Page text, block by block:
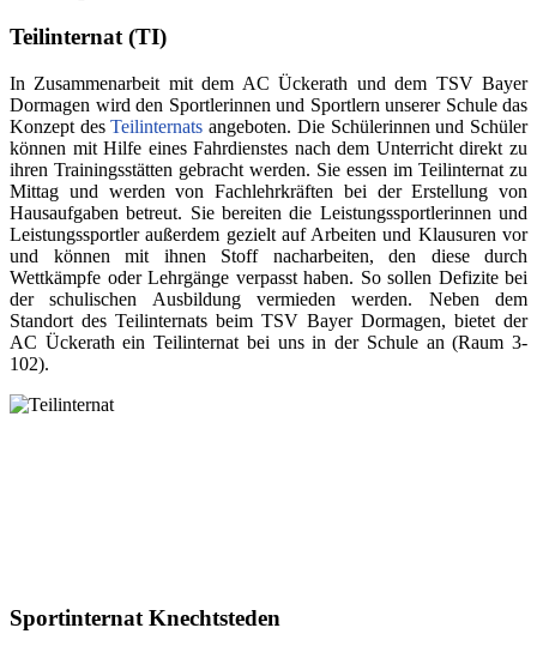
Teilinternat (TI)
In Zusammenarbeit mit dem AC Ückerath und dem TSV Bayer
Dormagen wird den Sportlerinnen und Sportlern unserer Schule das
Konzept desTeilinternats angeboten. Die Schülerinnen und Schüler
können mit Hilfe eines Fahrdienstes nach dem Unterricht direkt zu
ihren Trainingsstätten gebracht werden. Sie essen im Teilinternat zu
Mittag und werden von Fachlehrkräften bei der Erstellung von
Hausaufgaben betreut. Sie bereiten die Leistungssportlerinnen und
Leistungssportler außerdem gezielt auf Arbeiten und Klausuren vor
und können mit ihnen Stoff nacharbeiten, den diese durch
Wettkämpfe oder Lehrgänge verpasst haben. So sollen Defizite bei
der schulischen Ausbildung vermieden werden. Neben dem
Standort des Teilinternats beim TSV Bayer Dormagen, bietet der
AC Ückerath ein Teilinternat bei uns in der Schule an (Raum 3-
102).
Sportinternat Knechtsteden